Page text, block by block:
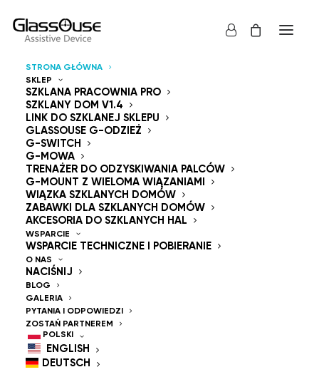
STRONA GŁÓWNA
SKLEP
SZKLANA PRACOWNIA PRO
SZKLANY DOM V1.4
LINK DO SZKLANEJ SKLEPU
GLASSOUSE G-ODZIEŻ
G-SWITCH
G-MOWA
TRENAŻER DO ODZYSKIWANIA PALCÓW
G-MOUNT Z WIELOMA WIĄZANIAMI
WIĄZKA SZKLANYCH DOMÓW
ZABAWKI DLA SZKLANYCH DOMÓW
AKCESORIA DO SZKLANYCH HAL
WSPARCIE
WSPARCIE TECHNICZNE I POBIERANIE
O NAS
NACIŚNIJ
BLOG
GALERIA
PYTANIA I ODPOWIEDZI
ZOSTAŃ PARTNEREM
POLSKI
ENGLISH
DEUTSCH
Urządzenia sterujące
Bez użycia rąk
GlassOuse — The
World's #1 Hands-Free
Mouse & Head
Controlled Mouse for
People With